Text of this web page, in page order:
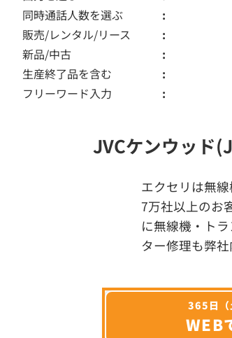
同時通話人数を選ぶ
販売/レンタル/リース
新品/中古
生産終了品を含む
フリーワード入力
JVCケンウッド
エクセリは無
7万社以上のお
に無線機・ト
ター修理も弊
365日（
WEB